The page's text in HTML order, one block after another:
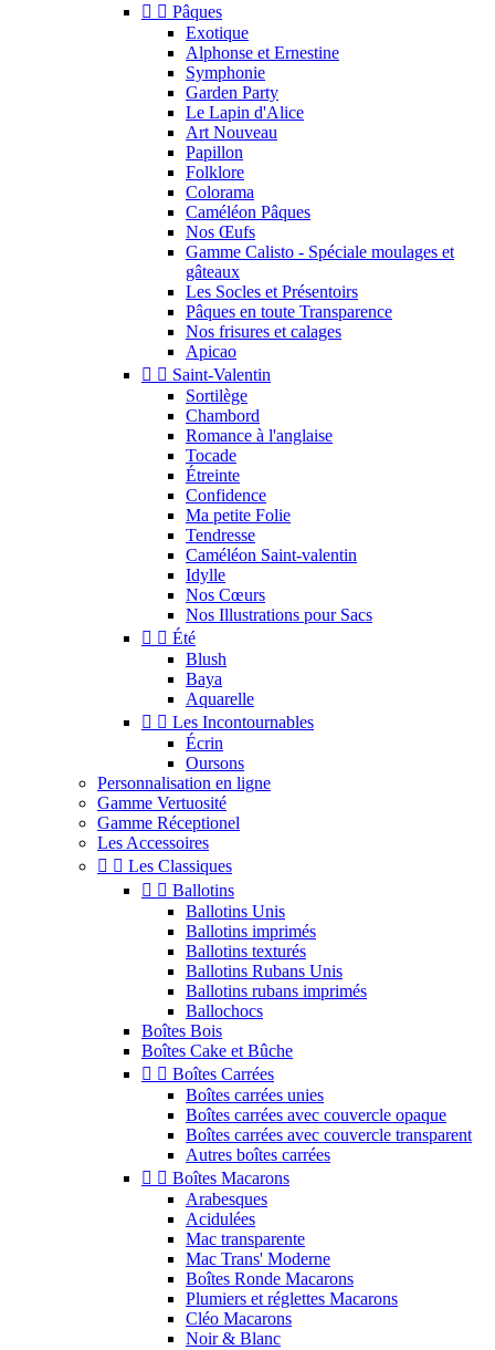
  Pâques
Exotique
Alphonse et Ernestine
Symphonie
Garden Party
Le Lapin d'Alice
Art Nouveau
Papillon
Folklore
Colorama
Caméléon Pâques
Nos Œufs
Gamme Calisto - Spéciale moulages et
gâteaux
Les Socles et Présentoirs
Pâques en toute Transparence
Nos frisures et calages
Apicao
  Saint-Valentin
Sortilège
Chambord
Romance à l'anglaise
Tocade
Étreinte
Confidence
Ma petite Folie
Tendresse
Caméléon Saint-valentin
Idylle
Nos Cœurs
Nos Illustrations pour Sacs
  Été
Blush
Baya
Aquarelle
  Les Incontournables
Écrin
Oursons
Personnalisation en ligne
Gamme Vertuosité
Gamme Réceptionel
Les Accessoires
  Les Classiques
  Ballotins
Ballotins Unis
Ballotins imprimés
Ballotins texturés
Ballotins Rubans Unis
Ballotins rubans imprimés
Ballochocs
Boîtes Bois
Boîtes Cake et Bûche
  Boîtes Carrées
Boîtes carrées unies
Boîtes carrées avec couvercle opaque
Boîtes carrées avec couvercle transparent
Autres boîtes carrées
  Boîtes Macarons
Arabesques
Acidulées
Mac transparente
Mac Trans' Moderne
Boîtes Ronde Macarons
Plumiers et réglettes Macarons
Cléo Macarons
Noir & Blanc